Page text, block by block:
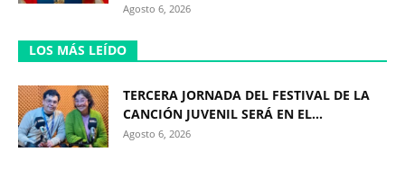
Agosto 6, 2026
LOS MÁS LEÍDO
TERCERA JORNADA DEL FESTIVAL DE LA
CANCIÓN JUVENIL SERÁ EN EL...
Agosto 6, 2026